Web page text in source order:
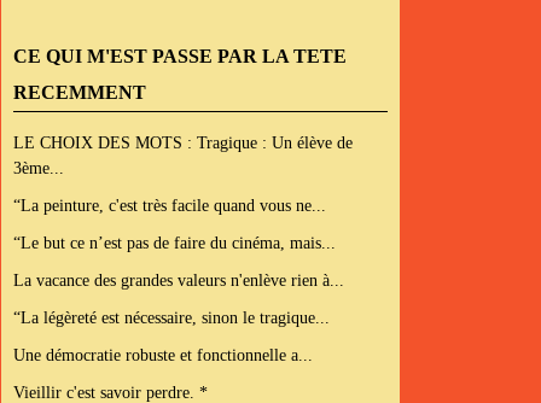
CE QUI M'EST PASSE PAR LA TETE
RECEMMENT
LE CHOIX DES MOTS : Tragique : Un élève de
3ème...
“La peinture, c'est très facile quand vous ne...
“Le but ce n’est pas de faire du cinéma, mais...
La vacance des grandes valeurs n'enlève rien à...
“La légèreté est nécessaire, sinon le tragique...
Une démocratie robuste et fonctionnelle a...
Vieillir c'est savoir perdre. *